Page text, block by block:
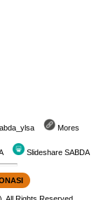
Mores
Slideshare SABDA